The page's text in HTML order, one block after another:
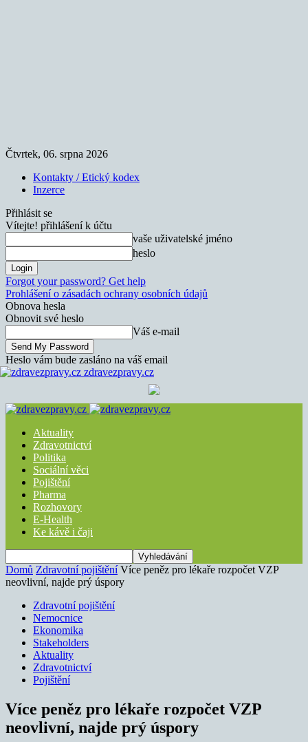
Čtvrtek, 06. srpna 2026
Kontakty / Etický kodex
Inzerce
Přihlásit se
Vítejte! přihlášení k účtu
vaše uživatelské jméno
heslo
Forgot your password? Get help
Prohlášení o zásadách ochrany osobních údajů
Obnova hesla
Obnovit své heslo
Váš e-mail
Heslo vám bude zasláno na váš email
zdravezpravy.cz
Aktuality
Zdravotnictví
Politika
Sociální věci
Pojištění
Pharma
Rozhovory
E-Health
Ke kávě i čaji
Domů Zdravotní pojištění Více peněz pro lékaře rozpočet VZP
neovlivní, najde prý úspory
Zdravotní pojištění
Nemocnice
Ekonomika
Stakeholders
Aktuality
Zdravotnictví
Pojištění
Více peněz pro lékaře rozpočet VZP
neovlivní, najde prý úspory